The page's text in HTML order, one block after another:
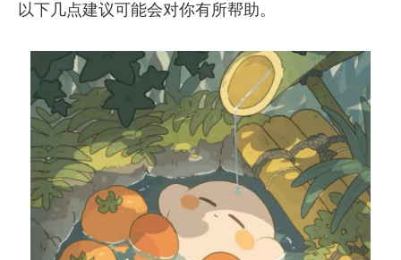
以下几点建议可能会对你有所帮助。